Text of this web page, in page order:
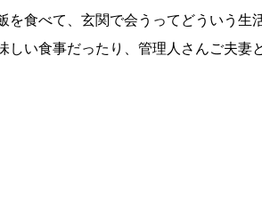
食べて、玄関で会うってどういう生
しい食事だったり、管理人さんご夫